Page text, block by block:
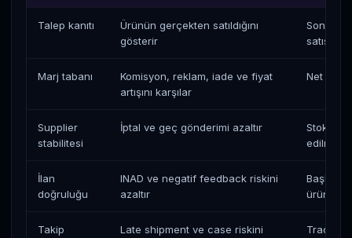
Talep kanıtı
Ürünün gerçekten satıldığını
gösterir
Son 30-
satış
Marj tabanı
Komisyon, reklam, iade ve fiyat
artışını karşılar
Net kâr
Supplier
stabilitesi
İptal ve geç gönderimi azaltır
Stok,
edilmeli
İlan
doğruluğu
INAD ve negatif feedback riskini
azaltır
Başlık,
ürünü
Takip
Late shipment ve case riskini
Tracking